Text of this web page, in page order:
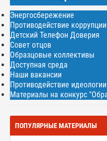
Энергосбережение
Противодействие коррупции
Детский Телефон Доверия
Совет отцов
Образцовые коллективы
Доступная среда
Наши вакансии
Противодействие
Материалы на конкурс
ПОПУЛЯРНЫЕ МАТЕРИАЛЫ